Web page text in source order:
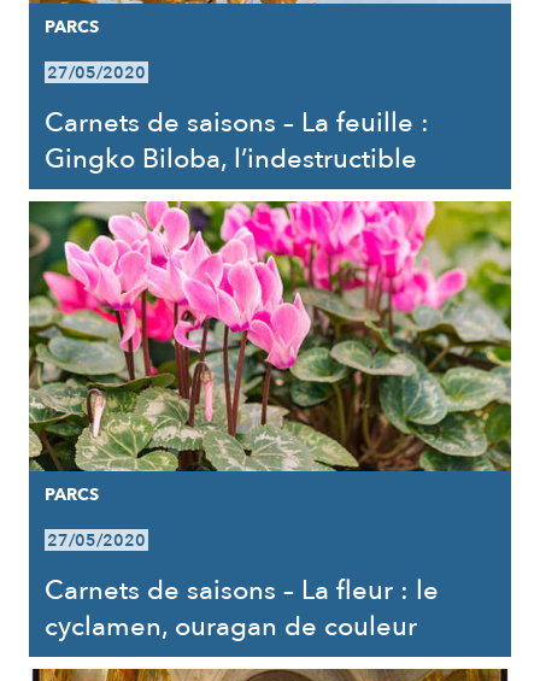
PARCS
27/05/2020
Carnets de saisons – La feuille :
Gingko Biloba, l’indestructible
PARCS
27/05/2020
Carnets de saisons – La fleur : le
cyclamen, ouragan de couleur